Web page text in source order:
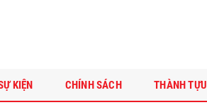
KIỆN CHÍNH SÁCH THÀNH